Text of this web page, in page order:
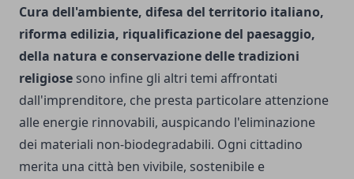
Cura dell'ambiente, difesa del territorio italiano,
riforma edilizia, riqualificazione del paesaggio,
della natura e conservazione delle tradizioni
religiose sono infine gli altri temi affrontati
dall'imprenditore, che presta particolare attenzione
alle energie rinnovabili, auspicando l'eliminazione
dei materiali non-biodegradabili. Ogni cittadino
merita una città ben vivibile, sostenibile e